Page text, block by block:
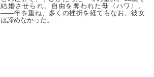
結婚させられ、自由を奪われた母〈ハワ〉。
——年を重ね、多くの挫折を経てもなお、彼女
は諦めなかった。